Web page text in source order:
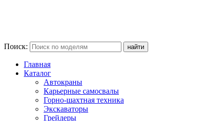
Поиск:
Главная
Каталог
Автокраны
Карьерные самосвалы
Горно-шахтная техника
Экскаваторы
Грейдеры